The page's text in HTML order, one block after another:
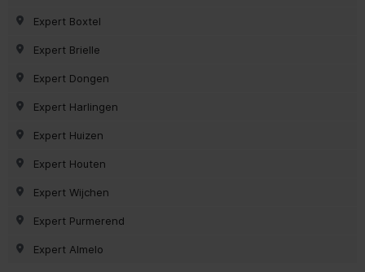
Expert Boxtel
Expert Brielle
Expert Dongen
Expert Harlingen
Expert Huizen
Expert Houten
Expert Wijchen
Expert Purmerend
Expert Almelo